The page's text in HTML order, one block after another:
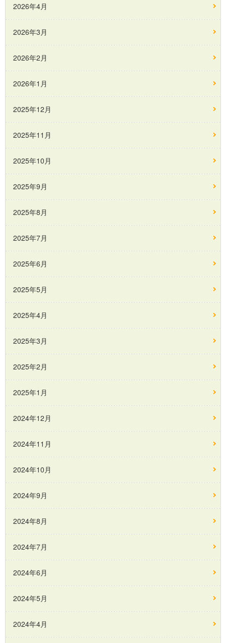
2026年4月
2026年3月
2026年2月
2026年1月
2025年12月
2025年11月
2025年10月
2025年9月
2025年8月
2025年7月
2025年6月
2025年5月
2025年4月
2025年3月
2025年2月
2025年1月
2024年12月
2024年11月
2024年10月
2024年9月
2024年8月
2024年7月
2024年6月
2024年5月
2024年4月